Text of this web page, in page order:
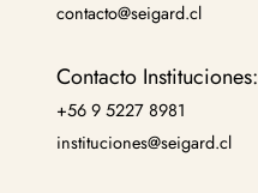
contacto@seigard.cl
Contacto Instituciones:
+56 9 5227 8981
instituciones@seigard.cl